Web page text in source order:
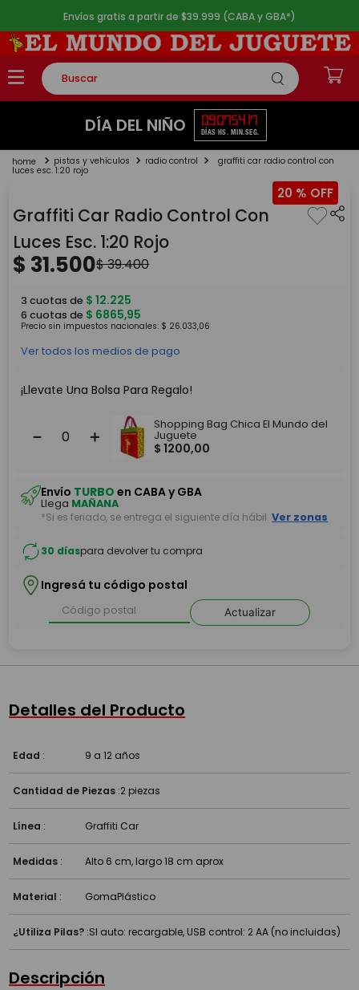
Envíos gratis a partir de $39.999 (CABA y GBA*)
Buscar
TÉRMINOS MÁS BUSCADOS
2.
lego
4.
monopatin
5. toy story
DÍA DEL NIÑO 09
DÍAS
07
HS.
54
MIN.
17
SEG.
pistas y vehículos radio control graffiti car radio control con
luces esc. 1:20 rojo
20 %
Graffiti Car Radio Control Con
Luces Esc. 1:20 Rojo
$ 31.500$39.400
3 cuotas de $ 12.225
6 cuotas de $ 6865,95
Precio sin impuestos nacionales: $ 26.033,06
Ver todos los medios de pago
¡Llevate Una Bolsa Para Regalo!
＋
－
Shopping Bag Chica El Mundo del
Juguete
$ 1200,00
Envío TURBO en CABA y GBA
Llega MAÑANA
*Si es feriado, se entrega el siguiente día hábil. Ver zonas
30 díaspara devolver tu compra
Ingresá tu código postal
Actualizar
Detalles del Producto
Edad : 9 a 12 años
Cantidad de Piezas :2 piezas
Línea : Graffiti Car
Medidas : Alto 6 cm, largo 18 cm aprox
Material : GomaPlástico
¿Utiliza Pilas? :SI auto: recargable, USB control: 2 AA (no incluidas)
Descripción